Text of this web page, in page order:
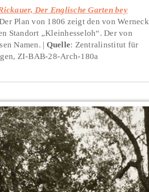
Der Englische Garten bey
Plan von 1806 zeigt den von Werneck
Standort „Kleinhesseloh“. Der von
Namen.
Quelle: Zentralinstitut für
ZI-BAB-28-Arch-180a